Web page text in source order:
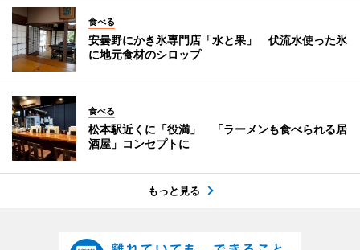
食べる
安曇野にかき氷専門店「水と果」 伏流水使った氷
に地元食材のシロップ
食べる
松本駅近くに「役満」 「ラーメンも食べられる居
酒屋」コンセプトに
もっと見る